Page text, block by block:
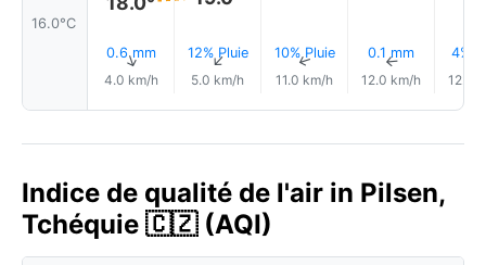
16.0°C
0.6 mm
↑
4.0 km/h
12% Pluie
↑
5.0 km/h
10% Pluie
↑
11.0 km/h
0.1 mm
↑
12.0 km/h
4%
12.0
Indice de qualité de l'air in Pilsen,
Tchéquie 🇨🇿 (AQI)